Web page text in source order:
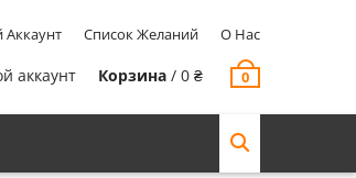
Список Желаний О Нас
аккаунт Корзина / 0 ₴ 0